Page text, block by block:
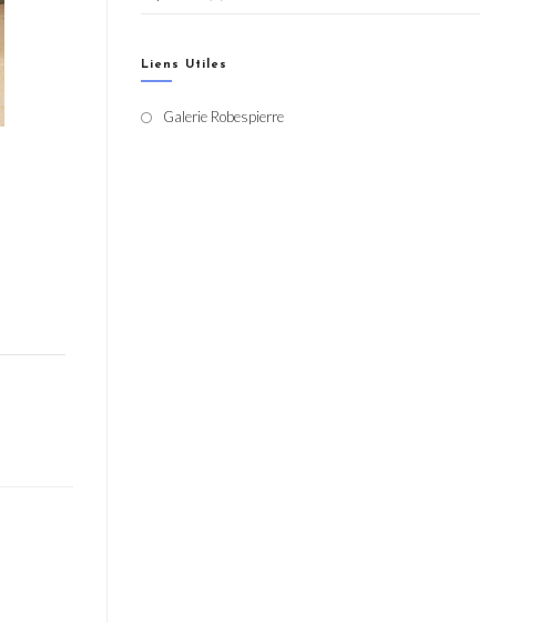
Liens Utiles
Galerie RobespierreS’ouvre